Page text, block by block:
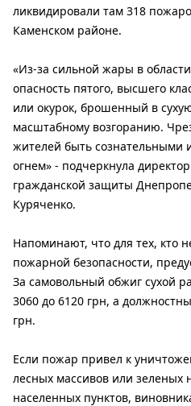
ликвидировали там 318
Каменском районе.
«Из-за сильной жары в
опасность пятого, высшего
или окурок, брошенный в
масштабному возгоранию.
жителей быть сознательными
огнем» - подчеркнула
гражданской защиты
Куряченко.
Напоминают, что для тех, кто
пожарной безопасности,
За самовольный обжиг сухой
3060 до 6120 грн, а
грн.
Если пожар привел к
лесных массивов или зеленых
населенных пунктов,